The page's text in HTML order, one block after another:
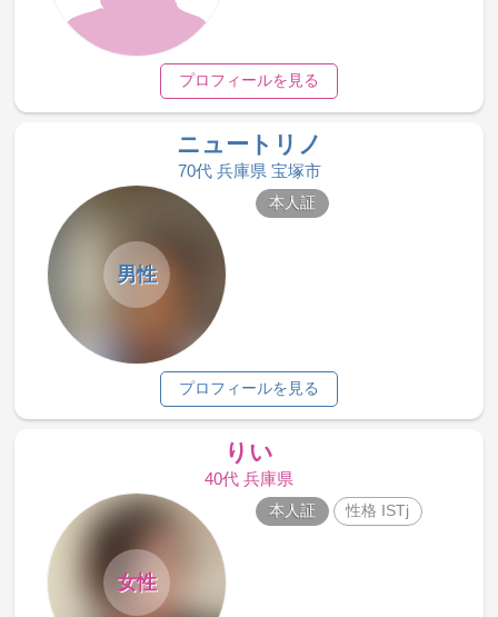
プロフィールを見る
ニュートリノ
70代 兵庫県 宝塚市
男性
本人証
プロフィールを見る
りい
40代 兵庫県
女性
本人証 性格 ISTj